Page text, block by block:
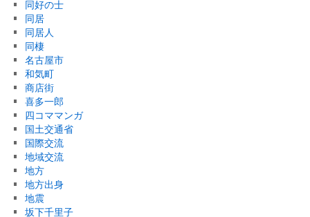
同好の士
同居
同居人
同棲
名古屋市
和気町
商店街
喜多一郎
四コママンガ
国土交通省
国際交流
地域交流
地方
地方出身
地震
坂下千里子